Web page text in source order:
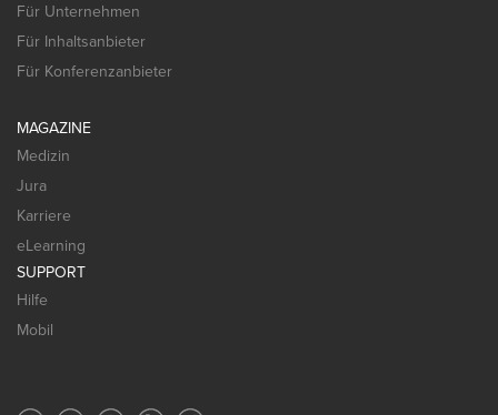
Für Unternehmen
Für Inhaltsanbieter
Für Konferenzanbieter
MAGAZINE
Medizin
Jura
Karriere
eLearning
SUPPORT
Hilfe
Mobil